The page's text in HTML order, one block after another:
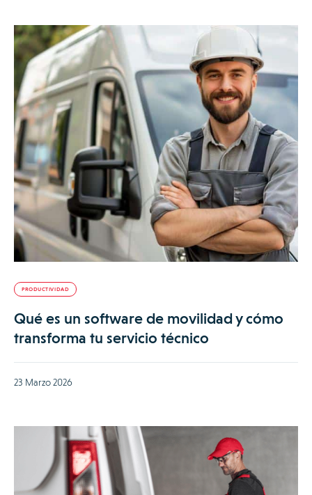
PRODUCTIVIDAD
Qué es un software de movilidad y cómo
transforma tu servicio técnico
23 Marzo 2026